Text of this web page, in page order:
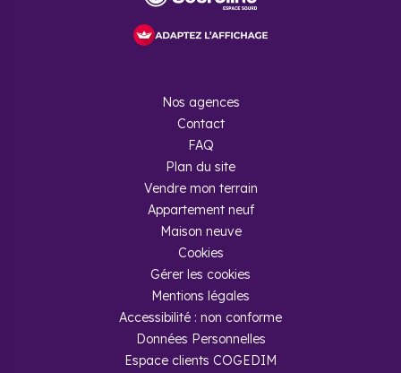
Nos agences
Contact
FAQ
Plan du site
Vendre mon terrain
Appartement neuf
Maison neuve
Cookies
Gérer les cookies
Mentions légales
Accessibilité : non conforme
Données Personnelles
Espace clients COGEDIM